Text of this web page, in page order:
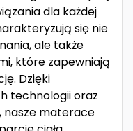
dla każdej
się nie
ale także
które zapewniają
Dzięki
technologii oraz
nasze materace